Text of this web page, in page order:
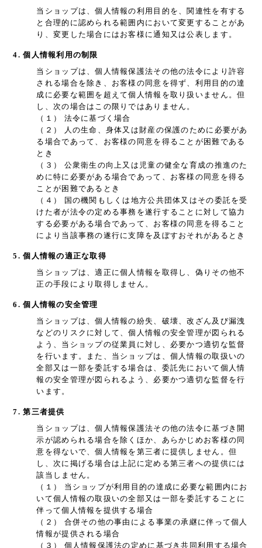
当ショップは、個人情報の利用目的を、関連性を有する
と合理的に認められる範囲内において変更することがあ
り、変更した場合にはお客様に通知又は公表します。
4. 個人情報利用の制限
当ショップは、個人情報保護法その他の法令により許容
される場合を除き、お客様の同意を得ず、利用目的の達
成に必要な範囲を超えて個人情報を取り扱いません。但
し、次の場合はこの限りではありません。
（１） 法令に基づく場合
（２） 人の生命、身体又は財産の保護のために必要があ
る場合であって、お客様の同意を得ることが困難である
とき
（３） 公衆衛生の向上又は児童の健全な育成の推進のた
めに特に必要がある場合であって、お客様の同意を得る
ことが困難であるとき
（４） 国の機関もしくは地方公共団体又はその委託を受
けた者が法令の定める事務を遂行することに対して協力
する必要がある場合であって、お客様の同意を得ること
により当該事務の遂行に支障を及ぼすおそれがあるとき
5. 個人情報の適正な取得
当ショップは、適正に個人情報を取得し、偽りその他不
正の手段により取得しません。
6. 個人情報の安全管理
当ショップは、個人情報の紛失、破壊、改ざん及び漏洩
などのリスクに対して、個人情報の安全管理が図られる
よう、当ショップの従業員に対し、必要かつ適切な監督
を行います。また、当ショップは、個人情報の取扱いの
全部又は一部を委託する場合は、委託先において個人情
報の安全管理が図られるよう、必要かつ適切な監督を行
います。
7. 第三者提供
当ショップは、個人情報保護法その他の法令に基づき開
示が認められる場合を除くほか、あらかじめお客様の同
意を得ないで、個人情報を第三者に提供しません。但
し、次に掲げる場合は上記に定める第三者への提供には
該当しません。
（１） 当ショップが利用目的の達成に必要な範囲内にお
いて個人情報の取扱いの全部又は一部を委託することに
伴って個人情報を提供する場合
（２） 合併その他の事由による事業の承継に伴って個人
情報が提供される場合
（３） 個人情報保護法の定めに基づき共同利用する場合